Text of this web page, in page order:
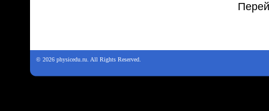
© 2026 physicedu.ru. All Rights Reserved.